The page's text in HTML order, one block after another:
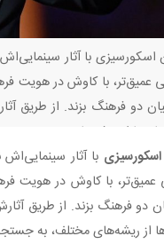
اسکورسیزی با آثار
با کاوش در هویت
دو فرهنگ بزند. از طریق
از ریشه‌های
اسکورسیزی با آثار
با کاوش در هویت
دو فرهنگ بزند. از طریق
از ریشه‌های مختلف، به